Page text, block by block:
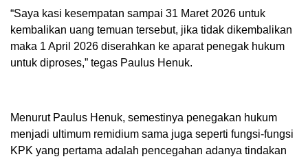
“Saya kasi kesempatan sampai 31 Maret 2026 untuk
kembalikan uang temuan tersebut, jika tidak dikembalikan
maka 1 April 2026 diserahkan ke aparat penegak hukum
untuk diproses,” tegas Paulus Henuk.
Menurut Paulus Henuk, semestinya penegakan hukum
menjadi ultimum remidium sama juga seperti fungsi-fungsi
KPK yang pertama adalah pencegahan adanya tindakan